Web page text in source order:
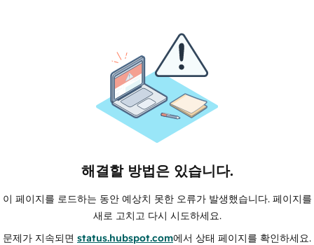
해결할 방법은 있습니다.
이 페이지를 로드하는 동안 예상치 못한 오류가 발생했습니다. 페이지를
새로 고치고 다시 시도하세요.
문제가 지속되면 status.hubspot.com에서 상태 페이지를 확인하세요.